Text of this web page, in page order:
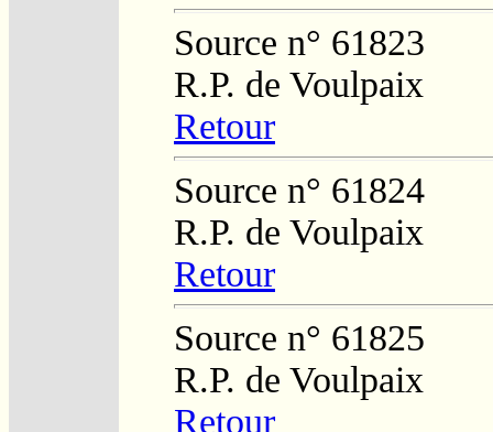
Source n° 61823
R.P. de Voulpaix
Retour
Source n° 61824
R.P. de Voulpaix
Retour
Source n° 61825
R.P. de Voulpaix
Retour